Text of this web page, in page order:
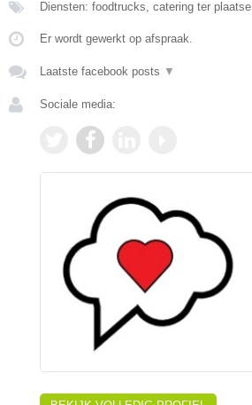
Diensten: foodtrucks, catering ter plaatse
Er wordt gewerkt op afspraak.
Laatste facebook posts ▼
Sociale media: